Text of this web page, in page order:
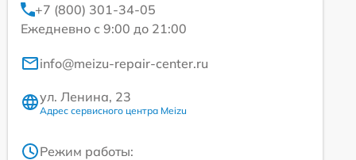
+7 (800) 301-34-05
Ежедневно с 9:00 до 21:00
info@meizu-repair-center.ru
ул. Ленина, 23
Адрес сервисного центра Meizu
Режим работы: